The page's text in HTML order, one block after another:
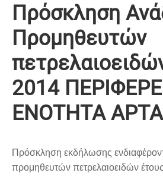
Πρόσκληση
Προμηθευτών
2014
ΕΝΟΤΗΤΑ
Πρόσκληση εκδήλωσης
προμηθευτών πετρελαιοειδών